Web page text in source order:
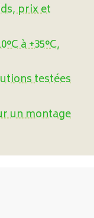
prix et
à +35°C,
testées
un montage